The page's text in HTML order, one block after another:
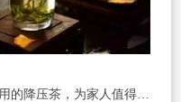
实用的降压茶，为家人值得收藏